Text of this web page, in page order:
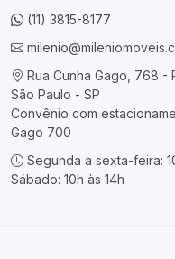
(11) 3815-8177
Rua Cunha Gago, 768 -
São Paulo - SP
Convênio com
Gago 700
Segunda a sexta-feira:
Sábado: 10h às 14h